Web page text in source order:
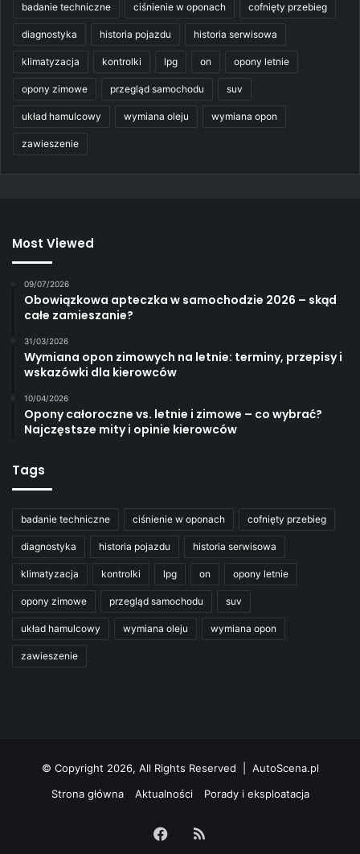
badanie techniczne ciśnienie w oponach cofnięty przebieg
diagnostyka historia pojazdu historia serwisowa
klimatyzacja kontrolki lpg on opony letnie
opony zimowe przegląd samochodu suv
układ hamulcowy wymiana oleju wymiana opon
zawieszenie
Most Viewed
09/07/2026
Obowiązkowa apteczka w samochodzie 2026 – skąd
całe zamieszanie?
31/03/2026
Wymiana opon zimowych na letnie: terminy, przepisy i
wskazówki dla kierowców
10/04/2026
Opony całoroczne vs. letnie i zimowe – co wybrać?
Najczęstsze mity i opinie kierowców
Tags
badanie techniczne ciśnienie w oponach cofnięty przebieg
diagnostyka historia pojazdu historia serwisowa
klimatyzacja kontrolki lpg on opony letnie
opony zimowe przegląd samochodu suv
układ hamulcowy wymiana oleju wymiana opon
zawieszenie
© Copyright 2026, All Rights Reserved | AutoScena.pl
Strona główna
Aktualności Porady i eksploatacja
Facebook